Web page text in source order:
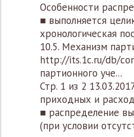
Особенности
■ выполняется
хронологическая
10.5. Механизм
http://its.1c.ru/db/
партионного уче...
Стр. 1 из 2
приходных и
■ распределение
(при условии